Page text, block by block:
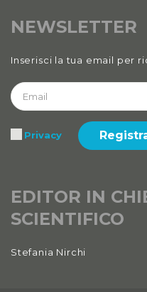
NEWSLETTER
Inserisci la tua email per
Privacy
EDITOR IN
SCIENTIFICO
Stefania Nirchi